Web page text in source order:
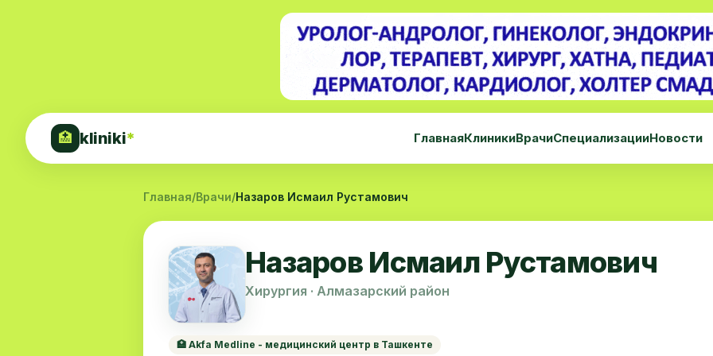
🏥 kliniki* ГлавнаяКлиникиВрачиСпециализацииНовости
Главная/Врачи/Назаров Исмаил Рустамович
Назаров Исмаил Рустамович
Хирургия · Алмазарский район
🏥 Akfa Medline - медицинский центр в Ташкенте